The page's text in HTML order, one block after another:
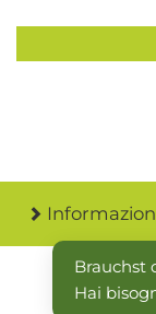
Brauchst
Hai